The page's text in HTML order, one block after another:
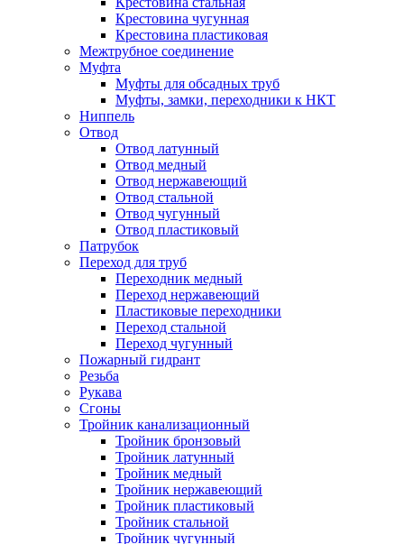
Крестовина чугунная
Крестовина пластиковая
Межтрубное соединение
Муфта
Муфты для обсадных труб
Муфты, замки, переходники к НКТ
Ниппель
Отвод
Отвод латунный
Отвод медный
Отвод нержавеющий
Отвод стальной
Отвод чугунный
Отвод пластиковый
Патрубок
Переход для труб
Переходник медный
Переход нержавеющий
Пластиковые переходники
Переход стальной
Переход чугунный
Пожарный гидрант
Резьба
Рукава
Сгоны
Тройник канализационный
Тройник бронзовый
Тройник латунный
Тройник медный
Тройник нержавеющий
Тройник пластиковый
Тройник стальной
Тройник чугунный